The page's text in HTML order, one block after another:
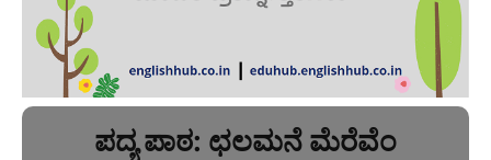
ಪದ್ಯ ಪಾಠ: ಛಲಮನೆ ಮೆರೆವೆಂ